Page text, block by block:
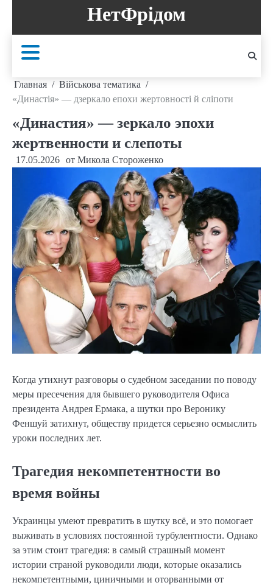
содержанию
НетФрідом
Главная
Військова тематика
«Династія» — дзеркало епохи жертовності й сліпоти
«Династия» — зеркало эпохи
жертвенности и слепоты
17.05.2026 от Микола Стороженко
Когда утихнут разговоры о судебном заседании по поводу
меры пресечения для бывшего руководителя Офиса
президента Андрея Ермака, а шутки про Веронику
Феншуй затихнут, обществу придется серьезно осмыслить
уроки последних лет.
Трагедия некомпетентности во
время войны
Украинцы умеют превратить в шутку всё, и это помогает
выживать в условиях постоянной турбулентности. Однако
за этим стоит трагедия: в самый страшный момент
истории страной руководили люди, которые оказались
некомпетентными, циничными и оторванными от